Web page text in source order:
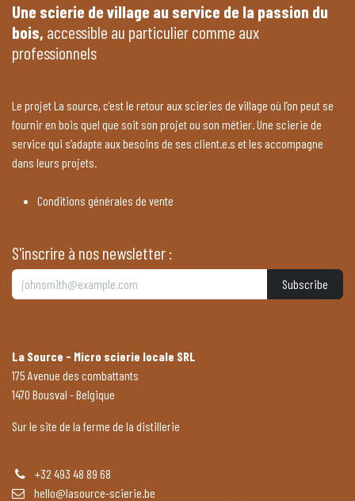
Une scierie de village au service de la passion du
bois, accessible au particulier comme aux
professionnels
Le projet La source, c’est le retour aux scieries de village où l’on peut se
fournir en bois quel que soit son projet ou son métier. Une scierie de
service qui s’adapte aux besoins de ses client.e.s et les accompagne
dans leurs projets.
Conditions générales de vente
S'inscrire à nos newsletter :
Subscribe
La Source - Micro scierie locale SRL
175 Avenue des combattants
1470 Bousval - Belgique
Sur le site de la ferme de la distillerie
+32 493 48 89 68
hello@lasource-scierie.be